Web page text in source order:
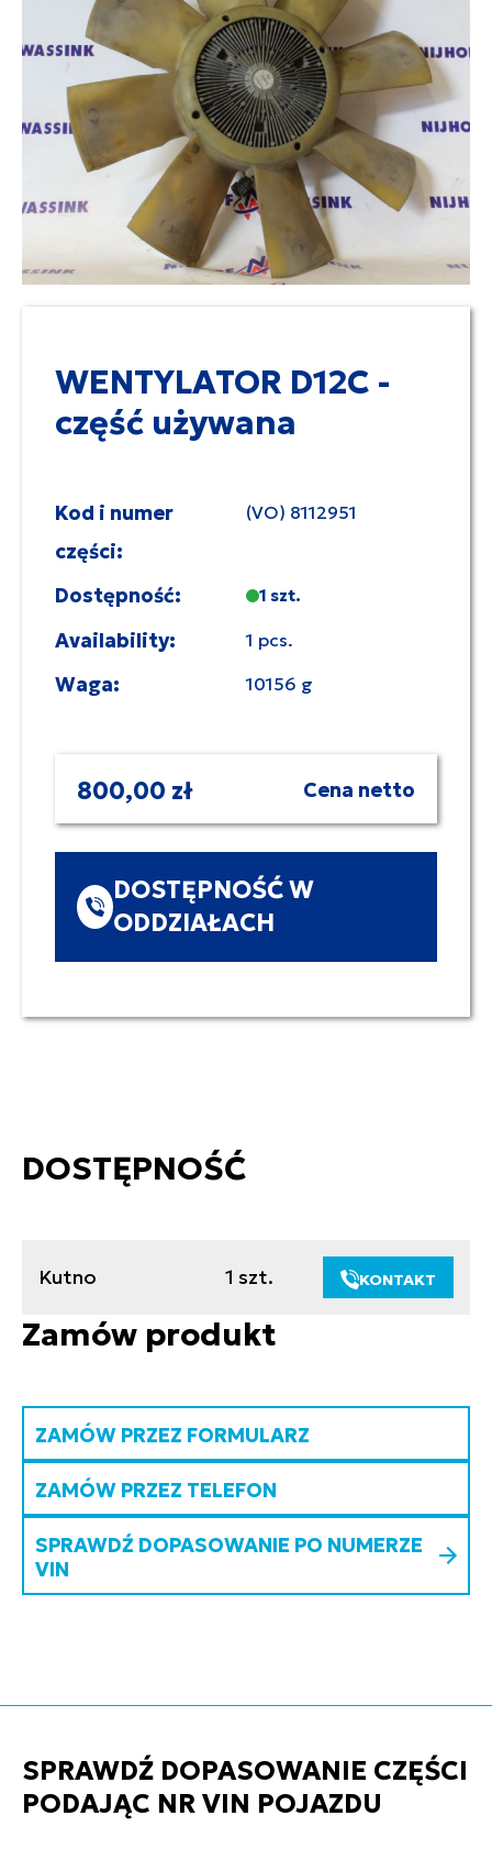
WENTYLATOR D12C -
część używana
Kod i numer
części:
(VO) 8112951
Dostępność: 1 szt.
Availability: 1 pcs.
Waga: 10156 g
800,00 zł Cena netto
DOSTĘPNOŚĆ W
ODDZIAŁACH
DOSTĘPNOŚĆ
Kutno 1 szt. KONTAKT
Zamów produkt
ZAMÓW PRZEZ FORMULARZ
ZAMÓW PRZEZ TELEFON
SPRAWDŹ DOPASOWANIE PO NUMERZE
VIN
SPRAWDŹ DOPASOWANIE CZĘŚCI
PODAJĄC NR VIN POJAZDU